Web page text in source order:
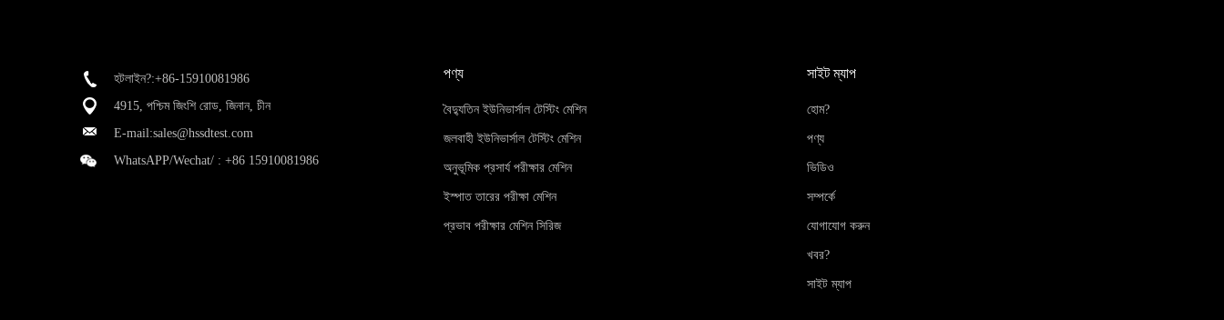
হটলাইন?:+86-15910081986
4915, পশ্চিম জিংশি রোড, জিনান, চীন
E-mail:sales@hssdtest.com
WhatsAPP/Wechat/ : +86 15910081986
পণ্য
বৈদ্যুতিন ইউনিভার্সাল টেস্টিং মেশিন
জলবাহী ইউনিভার্সাল টেস্টিং মেশিন
অনুভূমিক প্রসার্য পরীক্ষার মেশিন
ইস্পাত তারের পরীক্ষা মেশিন
প্রভাব পরীক্ষার মেশিন সিরিজ
সাইট ম্যাপ
হোম?
পণ্য
ভিডিও
সম্পর্কে
যোগাযোগ করুন
খবর?
সাইট ম্যাপ